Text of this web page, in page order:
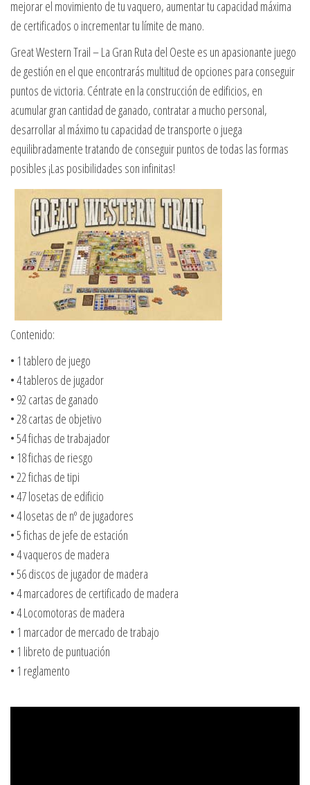
mejorar el movimiento de tu vaquero, aumentar tu capacidad máxima
de certificados o incrementar tu límite de mano.
Great Western Trail – La Gran Ruta del Oeste es un apasionante juego
de gestión en el que encontrarás multitud de opciones para conseguir
puntos de victoria. Céntrate en la construcción de edificios, en
acumular gran cantidad de ganado, contratar a mucho personal,
desarrollar al máximo tu capacidad de transporte o juega
equilibradamente tratando de conseguir puntos de todas las formas
posibles ¡Las posibilidades son infinitas!
Contenido:
• 1 tablero de juego
• 4 tableros de jugador
• 92 cartas de ganado
• 28 cartas de objetivo
• 54 fichas de trabajador
• 18 fichas de riesgo
• 22 fichas de tipi
• 47 losetas de edificio
• 4 losetas de nº de jugadores
• 5 fichas de jefe de estación
• 4 vaqueros de madera
• 56 discos de jugador de madera
• 4 marcadores de certificado de madera
• 4 Locomotoras de madera
• 1 marcador de mercado de trabajo
• 1 libreto de puntuación
• 1 reglamento